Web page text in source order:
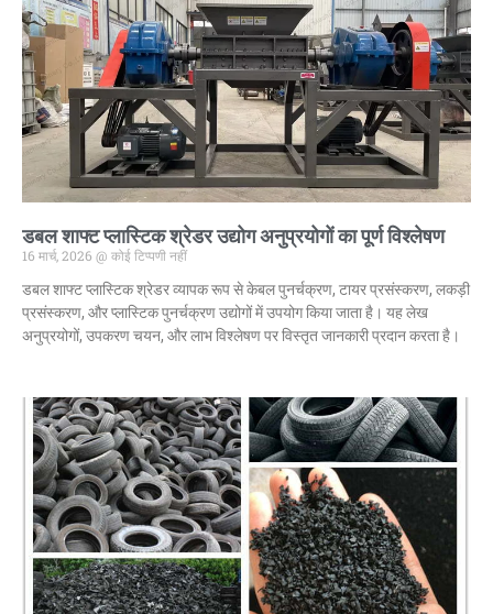
डबल शाफ्ट प्लास्टिक श्रेडर उद्योग अनुप्रयोगों का पूर्ण विश्लेषण
16 मार्च, 2026
कोई टिप्पणी नहीं
डबल शाफ्ट प्लास्टिक श्रेडर व्यापक रूप से केबल पुनर्चक्रण, टायर प्रसंस्करण, लकड़ी
प्रसंस्करण, और प्लास्टिक पुनर्चक्रण उद्योगों में उपयोग किया जाता है। यह लेख
अनुप्रयोगों, उपकरण चयन, और लाभ विश्लेषण पर विस्तृत जानकारी प्रदान करता है।